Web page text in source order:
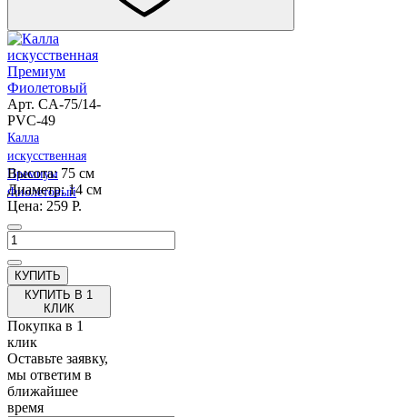
Арт. CA-75/14-
PVC-49
Калла
искусственная
Премиум
Фиолетовый
Высота: 75 см
Диаметр: 14 см
Цена: 259 Р.
КУПИТЬ В 1
КЛИК
Покупка в 1
клик
Оставьте заявку,
мы ответим в
ближайшее
время